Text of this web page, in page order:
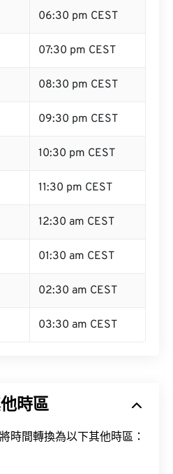
06:30 pm CEST
07:30 pm CEST
08:30 pm CEST
09:30 pm CEST
10:30 pm CEST
11:30 pm CEST
12:30 am CEST
01:30 am CEST
02:30 am CEST
03:30 am CEST
時區
時間轉換為以下其他時區：